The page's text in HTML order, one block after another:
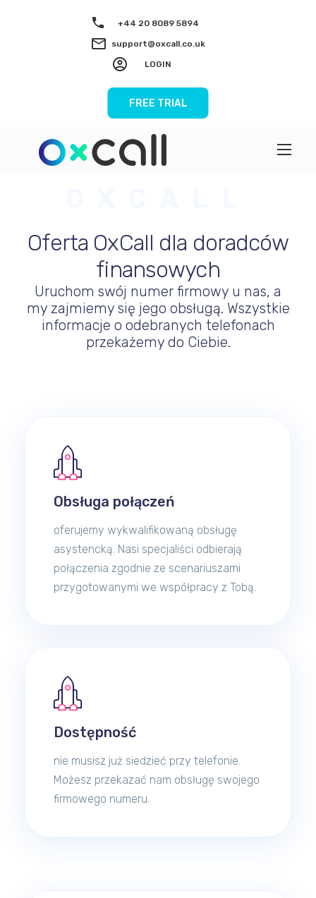
+44 20 8089 5894
support@oxcall.co.uk
LOGIN
FREE TRIAL
Oferta OxCall dla doradców
finansowych
Uruchom swój numer firmowy u nas, a
my zajmiemy się jego obsługą. Wszystkie
informacje o odebranych telefonach
przekażemy do Ciebie.
Obsługa połączeń
oferujemy wykwalifikowaną obsługę
asystencką. Nasi specjaliści odbierają
połączenia zgodnie ze scenariuszami
przygotowanymi we współpracy z Tobą.
Dostępność
nie musisz już siedzieć przy telefonie.
Możesz przekazać nam obsługę swojego
firmowego numeru.